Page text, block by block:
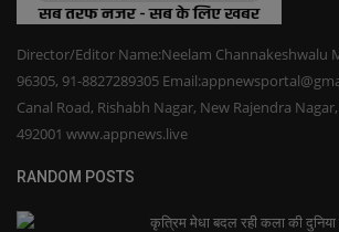
Director/Editor Name:Neelam Channakeshwalu
96305, 91-8827289305
Canal Road, Rishabh Nagar, New Rajendra
492001 www.appnews.live
RANDOM POSTS
कृत्रिम मेधा बदल रही कला की